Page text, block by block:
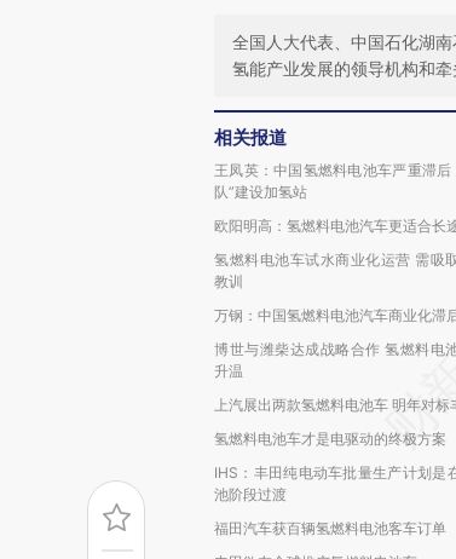
全国人大代表、中国石化湖
氢能产业发展的领导机构和
相关报道
王凤英：中国氢燃料电池车严重滞后
队”建设加氢站
欧阳明高：氢燃料电池汽车更适合长
氢燃料电池车试水商业化运营 需吸
教训
万钢：中国氢燃料电池汽车商业化滞
博世与潍柴达成战略合作 氢燃料电
升温
上汽展出两款氢燃料电池车 明年对标
氢燃料电池车才是电驱动的终极方案
IHS：丰田纯电动车批量生产计划是
池阶段过渡
福田汽车获百辆氢燃料电池客车订单